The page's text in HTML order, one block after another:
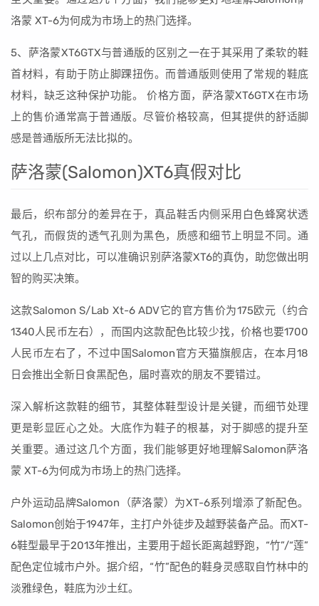
洛蒙 XT-6为何成为市场上的热门选择。
5、萨洛蒙XT6GTX与普通版的区别之一在于其采用了柔软的鞋
首材料，有助于防止脚踝扭伤。而普通版则使用了常规的鞋底
材料，缺乏这种保护功能。 价格方面，萨洛蒙XT6GTX在市场
上的售价通常高于普通版。尽管价格较高，但其提供的舒适脚
感是普通版所无法比拟的。
萨洛蒙(Salomon)XT6真假对比
最后，织布部分的差异在于，真品鞋舌内侧采用白色蜂窝状透
气孔，而假货的透气孔则为黑色，质感和细节上明显不同。通
过以上几点对比，可以准确识别萨洛蒙XT6的真伪，助您做出明
智的购买决策。
这款Salomon S/Lab Xt-6 ADV它的官方售价为175欧元（约合
1340人民币左右），而国内这款配色比较少找，价格也要1700
人民币左右了，不过中国Salomon官方天猫旗舰店，在本月18
日会推出全新日食黑配色，届时喜欢的朋友不要错过。
深入解析这款鞋的细节，其整体鞋型设计是关键，而细节处理
更是彰显匠心之处。大底作为鞋子的根基，对于脚感的提升至
关重要。通过这几个方面，我们能够更好地理解Salomon萨洛
蒙 XT-6为何成为市场上的热门选择。
户外运动品牌Salomon（萨洛蒙）为XT-6系列增添了新配色。
Salomon创始于1947年，主打户外徒步及越野装备产品。而XT-
6鞋型最早于2013年推出，主要用于超长距离越野跑，“竹”/“莲”
配色定位城市户外。据介绍，“竹”配色的鞋身灵感取自竹林中的
淡雅绿色，鞋底为沙土红。